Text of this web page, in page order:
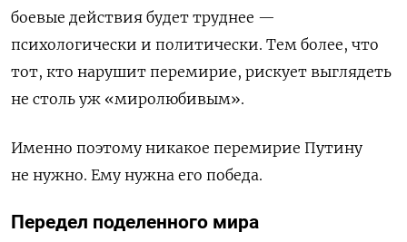
боевые действия будет труднее —
психологически и политически. Тем более, что
тот, кто нарушит перемирие, рискует выглядеть
не столь уж «миролюбивым».
Именно поэтому никакое перемирие Путину
не нужно. Ему нужна его победа.
Передел поделенного мира